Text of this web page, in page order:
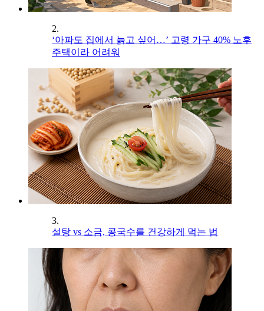
2.
‘아파도 집에서 늙고 싶어…’ 고령 가구 40% 노후
주택이라 어려워
3.
설탕 vs 소금, 콩국수를 건강하게 먹는 법